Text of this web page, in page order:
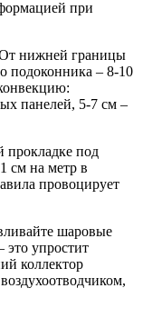
при
нижней границы
подоконника – 8-10
панелей, 5-7 см –
прокладке под
см на метр в
провоцирует
шаровые
это упростит
коллектор